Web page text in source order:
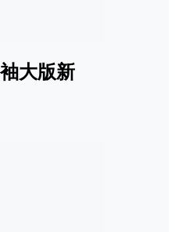
大版新